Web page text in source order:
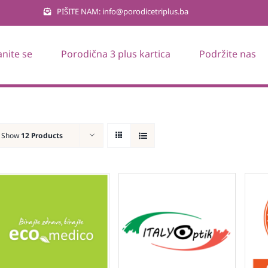
PIŠITE NAM: info@porodicetriplus.ba
se Porodična 3 plus kartica Podržite nas
Show 12 Products